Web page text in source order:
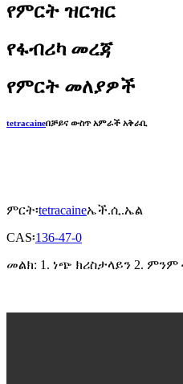
የምርት ዝርዝር
የፋብሪካ መረጃ
የምርት መለያዎች
tetracaineበቻይና ውስጥ አምራች አቅራቢ
ምርት፡tetracaineኤች.ሲ.ኤል
CAS፡136-47-0
መልክ: 1. ነጭ ክሪስታላይን 2. ምንም